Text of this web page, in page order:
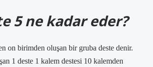
5 ne kadar eder?
on birimden oluşan bir gruba deste denir.
1 deste 1 kalem destesi 10 kalemden